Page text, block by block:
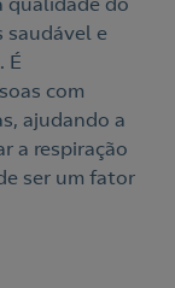
saudável e
É
com
ajudando a
a respiração
ser um fator